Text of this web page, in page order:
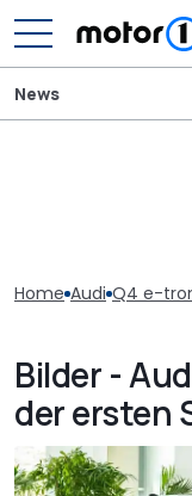
News
Home Audi Q4 e-
Bilder -
der ersten